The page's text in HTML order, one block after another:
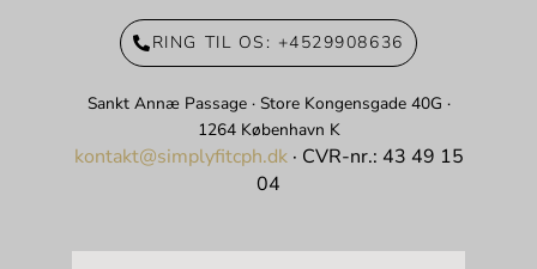
RING TIL OS: +4529908636
Sankt Annæ Passage · Store Kongensgade 40G ·
1264 København K
kontakt@simplyfitcph.dk· CVR-nr.: 43 49 15
04